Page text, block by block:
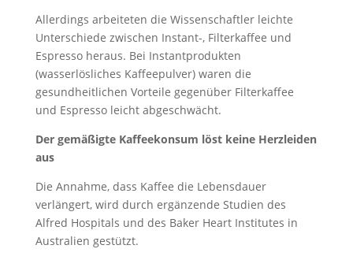
Allerdings arbeiteten die Wissenschaftler leichte
Unterschiede zwischen Instant-, Filterkaffee und
Espresso heraus. Bei Instantprodukten
(wasserlösliches Kaffeepulver) waren die
gesundheitlichen Vorteile gegenüber Filterkaffee
und Espresso leicht abgeschwächt.
Der gemäßigte Kaffeekonsum löst keine Herzleiden
aus
Die Annahme, dass Kaffee die Lebensdauer
verlängert, wird durch ergänzende Studien des
Alfred Hospitals und des Baker Heart Institutes in
Australien gestützt.